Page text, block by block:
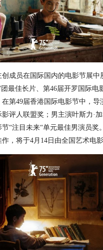
成员在国际国内的电影节展
最佳长片、第46届开罗国际电
第49届香港国际电影节中，
评人联盟奖；男主演叶斯力·
“注目未来“单元最佳男演员
，将于4月14日由全国艺术电